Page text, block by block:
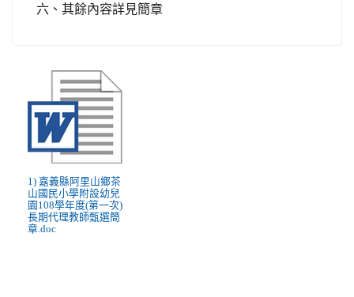
六、其餘內容詳見簡章
1) 嘉義縣阿里山鄉茶
山國民小學附設幼兒
園108學年度(第一次)
長期代理教師甄選簡
章.doc